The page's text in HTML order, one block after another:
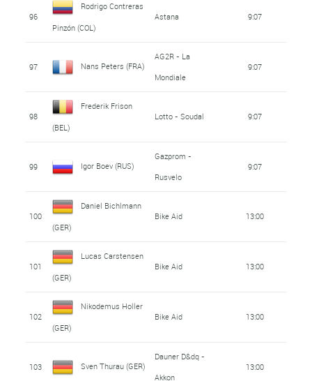
96
Rodrigo Contreras
Pinzón (COL)
Astana 9:07
97 Nans Peters (FRA)
AG2R - La
Mondiale
9:07
98
Frederik Frison
(BEL)
Lotto - Soudal 9:07
99 Igor Boev (RUS)
Gazprom -
Rusvelo
9:07
100
Daniel Bichlmann
(GER)
Bike Aid 13:00
101
Lucas Carstensen
(GER)
Bike Aid 13:00
102
Nikodemus Holler
(GER)
Bike Aid 13:00
103 Sven Thurau (GER)
Dauner D&dq -
Akkon
13:00